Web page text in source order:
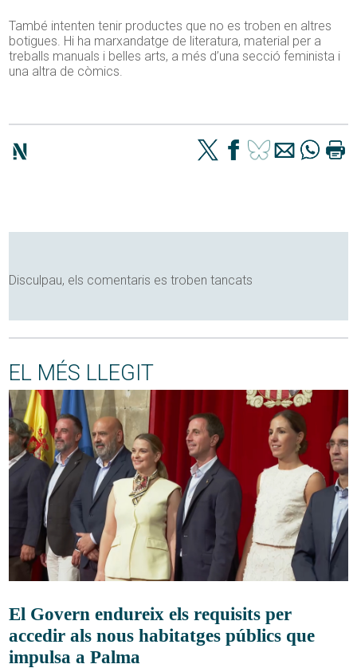
També intenten tenir productes que no es troben en altres
botigues. Hi ha marxandatge de literatura, material per a
treballs manuals i belles arts, a més d’una secció feminista i
una altra de còmics.
Disculpau, els comentaris es troben tancats
EL MÉS LLEGIT
El Govern endureix els requisits per
accedir als nous habitatges públics que
impulsa a Palma